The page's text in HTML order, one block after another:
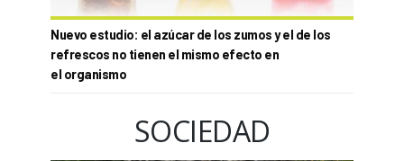
Nuevo estudio: el azúcar de los zumos y el de los
refrescos no tienen el mismo efecto en
el organismo
SOCIEDAD